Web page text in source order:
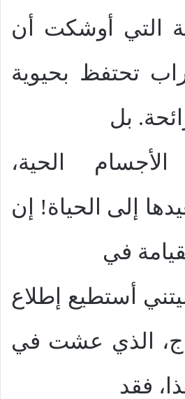
التي أوشكت أن
تحتفظ بحيوية
بل
الحية،
إلى الحياة! إن
في
أستطيع إطلاع
الذي عشت في
فقد